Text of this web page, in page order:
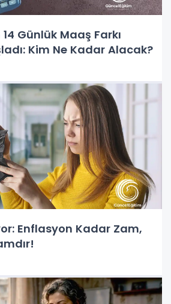
Günlük Maaş Farkı
Kim Ne Kadar Alacak?
Enflasyon Kadar Zam,